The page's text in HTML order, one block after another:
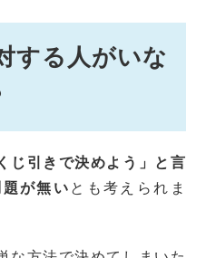
する人がいな
じ引きで決めよう」と言
が無い とも考えられま